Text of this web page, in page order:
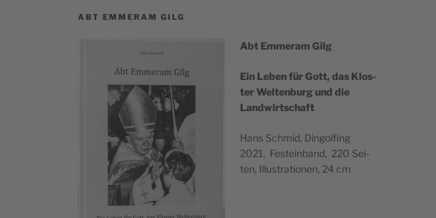
ABT EMMERAM GILG
Abt Emmer­am Gilg
Ein Leben für Gott, das Klos­
ter Wel­ten­burg und die
Landwirtschaft
Hans Schmid, Din­gol­fing
2021, Fest­ein­band, 220 Sei­
ten, Illus­tra­tio­nen, 24 cm